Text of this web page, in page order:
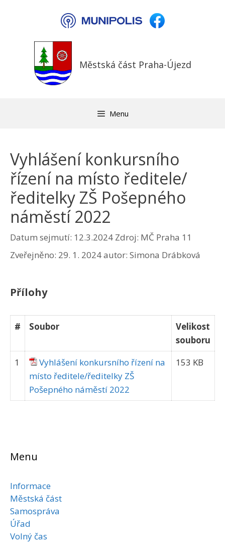
Městská část Praha-Újezd
Menu
Vyhlášení konkursního
řízení na místo ředitele/
ředitelky ZŠ Pošepného
náměstí 2022
Datum sejmutí: 12.3.2024 Zdroj: MČ Praha 11
Zveřejněno: 29. 1. 2024autor: Simona Drábková
Přílohy
# Soubor
Velikost
souboru
1
Vyhlášení konkursního řízení na
místo ředitele/ředitelky ZŠ
Pošepného náměstí 2022
153 KB
Menu
Informace
Městská část
Samospráva
Úřad
Volný čas